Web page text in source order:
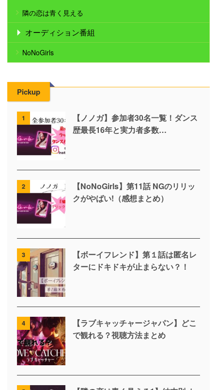
隣の恋は青く見える
オーディション番組
NoNoGirls
Pickup
1
【ノノガ】参加者30名一覧！ダンス
歴最長16年と実力者多数…
2
【NoNoGirls】第11話 NGのリリッ
クがやばい!（感想まとめ）
3
【ボーイフレンド】第１話は匿名レ
ターにドキドキが止まらない？！
4
【ラブキャッチャージャパン】どこ
で観れる？視聴方法まとめ